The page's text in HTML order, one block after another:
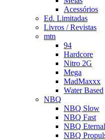
Acessórios
Ed. Limitadas
Livros / Revistas
mtn
94
Hardcore
Nitro 2G
Mega
MadMaxxx
Water Based
NBQ
NBQ Slow
NBQ Fast
NBQ Eternal
NBQ